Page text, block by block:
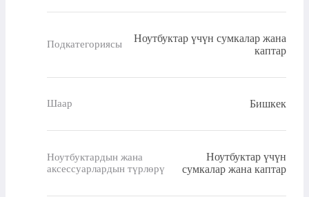
Подкатегориясы
Ноутбуктар үчүн сумкалар жана
каптар
Шаар Бишкек
Ноутбуктардын жана
аксессуарлардын түрлөрү
Ноутбуктар үчүн
сумкалар жана каптар